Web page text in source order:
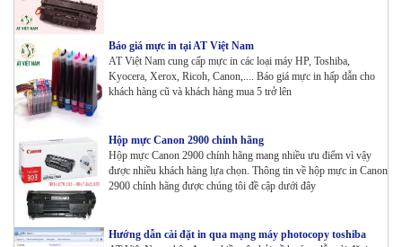
Báo giá mực in tại AT Việt Nam
AT Việt Nam cung cấp mực in các loại máy HP, Toshiba,
Kyocera, Xerox, Ricoh, Canon,.... Báo giá mực in hấp dẫn cho
khách hàng cũ và khách hàng mua 5 trở lên
Hộp mực Canon 2900 chính hãng
Hộp mực Canon 2900 chính hãng mang nhiều ưu điểm vì vậy
được nhiều khách hàng lựa chọn. Thông tin về hộp mực in Canon
2900 chính hãng được chúng tôi đề cập dưới đây
Hướng dẫn cài đặt in qua mạng máy photocopy toshiba